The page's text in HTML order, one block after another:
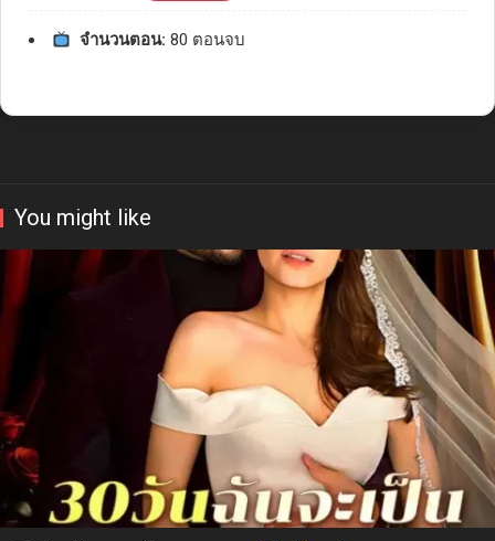
จำนวนตอน: 80 ตอนจบ
You might like